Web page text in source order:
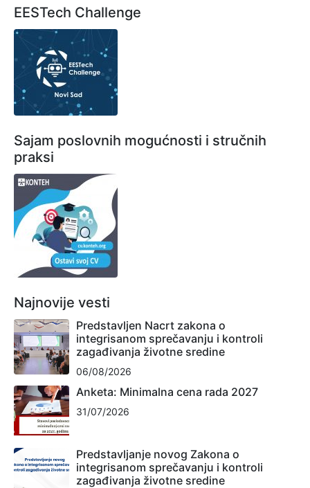
EESTech Challenge
Sajam poslovnih mogućnosti i stručnih
praksi
Najnovije vesti
Predstavljen Nacrt zakona o
integrisanom sprečavanju i kontroli
zagađivanja životne sredine
06/08/2026
Anketa: Minimalna cena rada 2027
31/07/2026
Predstavljanje novog Zakona o
integrisanom sprečavanju i kontroli
zagađivanja životne sredine